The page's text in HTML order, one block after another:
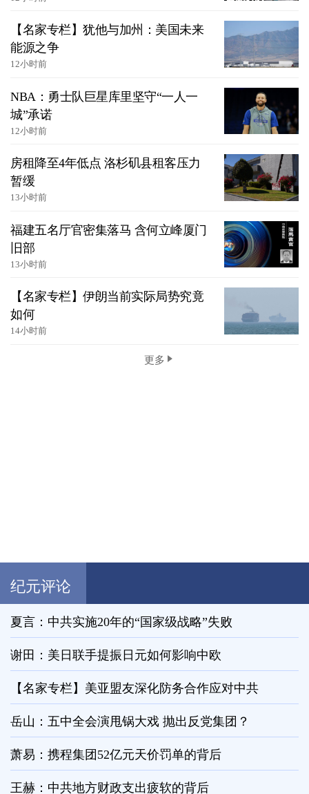
【名家专栏】犹他与加州：美国未来
能源之争
12小时前
NBA：勇士队巨星库里坚守“一人一
城”承诺
12小时前
房租降至4年低点 洛杉矶县租客压力
暂缓
13小时前
福建五名厅官密集落马 含何立峰厦门
旧部
13小时前
【名家专栏】伊朗当前实际局势究竟
如何
14小时前
更多
纪元评论
夏言：中共实施20年的“国家级战略”失败
谢田：美日联手提振日元如何影响中欧
【名家专栏】美亚盟友深化防务合作应对中共
岳山：五中全会演甩锅大戏 抛出反党集团？
萧易：携程集团52亿元天价罚单的背后
王赫：中共地方财政支出疲软的背后